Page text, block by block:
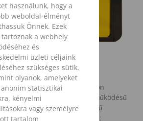
használunk, hogy a
weboldal-élményt
Önnek. Ezek
tartoznak a webhely
és
üzleti céljaink
szükséges sütik,
olyanok, amelyeket
anonim statisztikai
kényelmi
vagy személyre
tartalom
van elhelyezve külön
van a keverőkocsin. Kettős működésű
vagy egyszeres működésű
visszatéréssel. megfelelő, ha: